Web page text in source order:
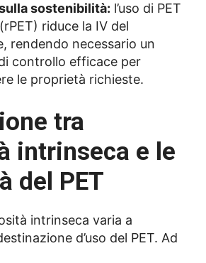
sostenibilità: l’uso di PET
riduce la IV del
rendendo necessario un
controllo efficace per
le proprietà richieste.
tra
intrinseca e le
del PET
intrinseca varia a
d’uso del PET. Ad